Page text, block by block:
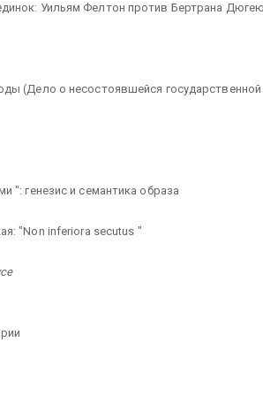
Уильям Фелтон против Бертрана
(Дело о несостоявшейся
": генезис и семантика образа
"Non inferiora secutus "